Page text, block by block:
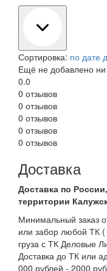
Сортировка: по дате
Ещё не добавлено ни
0.0
0 отзывов
0 отзывов
0 отзывов
0 отзывов
0 отзывов
Доставка
Доставка по
территории
Минимальный заказ
или забор любой ТК
груза с ТК Деловые
Доставка до ТК или
000 рублей - 2000